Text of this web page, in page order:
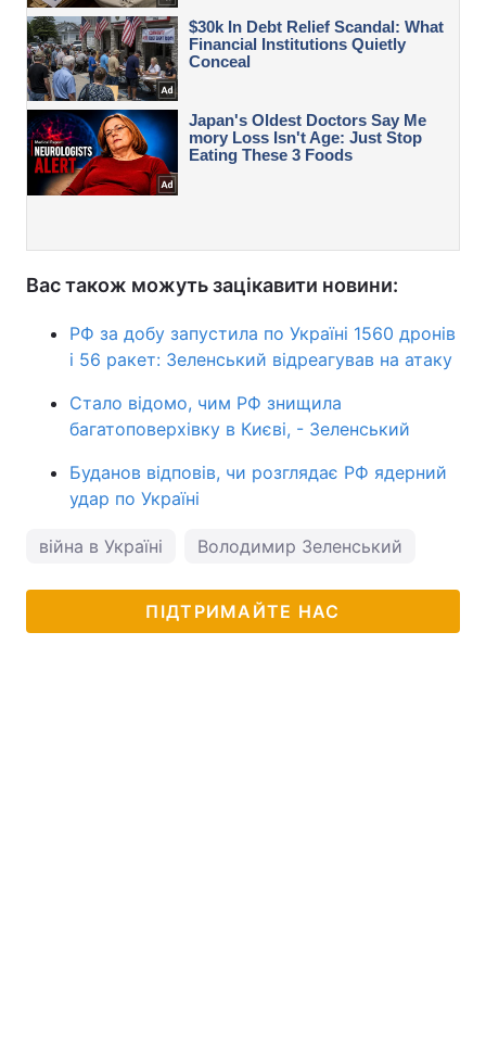
Вас також можуть зацікавити новини:
РФ за добу запустила по Україні 1560 дронів
і 56 ракет: Зеленський відреагував на атаку
Стало відомо, чим РФ знищила
багатоповерхівку в Києві, - Зеленський
Буданов відповів, чи розглядає РФ ядерний
удар по Україні
війна в Україні Володимир Зеленський
ПІДТРИМАЙТЕ НАС